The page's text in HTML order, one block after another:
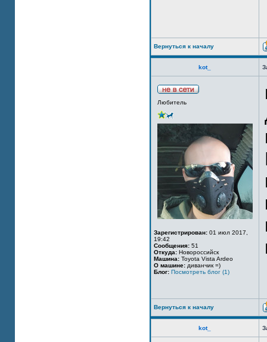
Вернуться к началу
kot_
Любитель
Зарегистрирован: 01 июл 2017,
19:42
Сообщения: 51
Откуда: Новороссийск
Машина: Toyota Vista Ardeo
О машине: диванчик =)
Блог: Посмотреть блог (1)
Вернуться к началу
kot_